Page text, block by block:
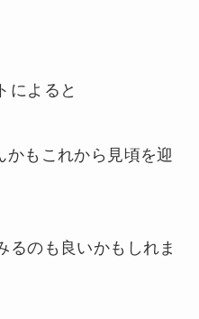
によると
かもこれから見頃を迎
るのも良いかもしれま